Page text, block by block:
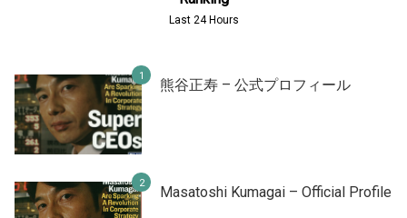
Last 24 Hours
熊谷正寿 – 公式プロフィール
Masatoshi Kumagai – Official Profile